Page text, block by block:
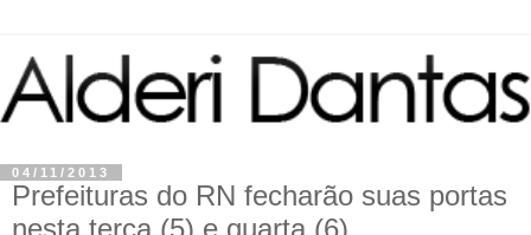
04/11/2013
Prefeituras do RN fecharão suas portas
nesta terça (5) e quarta (6)